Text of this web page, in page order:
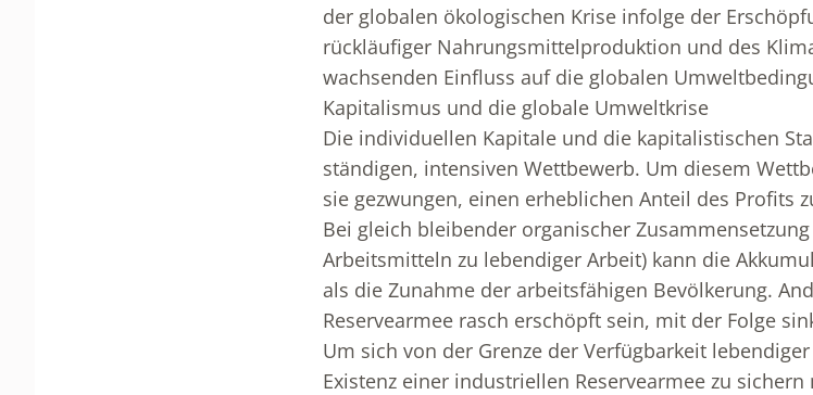
der globalen ökologischen Krise infolge der
rückläufiger Nahrungsmittelproduktion und des
wachsenden Einfluss auf die globalen
Kapitalismus und die globale Umweltkrise
Die individuellen Kapitale und die kapitalistischen
ständigen, intensiven Wettbewerb. Um diesem
sie gezwungen, einen erheblichen Anteil des Profits
Bei gleich bleibender organischer
Arbeitsmitteln zu lebendiger Arbeit) kann die
als die Zunahme der arbeitsfähigen Bevölkerung.
Reservearmee rasch erschöpft sein, mit der Folge
Um sich von der Grenze der Verfügbarkeit
Existenz einer industriellen Reservearmee zu